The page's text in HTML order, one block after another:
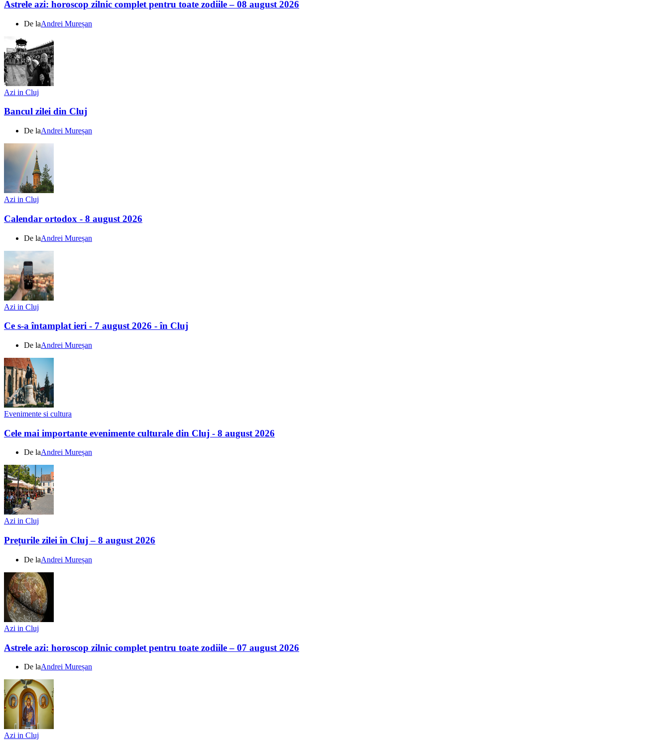
Astrele azi: horoscop zilnic complet pentru toate zodiile – 08 august 2026
De laAndrei Mureșan
Azi in Cluj
Bancul zilei din Cluj
De laAndrei Mureșan
Azi in Cluj
Calendar ortodox - 8 august 2026
De laAndrei Mureșan
Azi in Cluj
Ce s-a întamplat ieri - 7 august 2026 - în Cluj
De laAndrei Mureșan
Evenimente si cultura
Cele mai importante evenimente culturale din Cluj - 8 august 2026
De laAndrei Mureșan
Azi in Cluj
Prețurile zilei în Cluj – 8 august 2026
De laAndrei Mureșan
Azi in Cluj
Astrele azi: horoscop zilnic complet pentru toate zodiile – 07 august 2026
De laAndrei Mureșan
Azi in Cluj